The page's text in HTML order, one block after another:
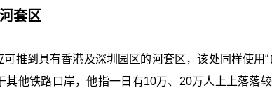
套区
推到具有香港及深圳园区的河套区，该处同样使用“
他铁路口岸，他指一日有10万、20万人上上落落